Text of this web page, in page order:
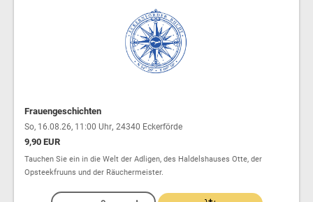
Frauengeschichten
So, 16.08.26, 11:00 Uhr, 24340 Eckerförde
9,90 EUR
Tauchen Sie ein in die Welt der Adligen, des Haldelshauses Otte, der
Opsteekfruuns und der Räuchermeister.